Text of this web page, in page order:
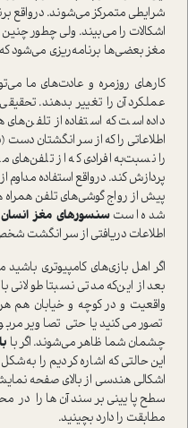
شرایطی متمرکز می‌شوند. در‌واقع
اشکالات را می‌بیند. ولی چطور
مغز بعضی‌‌ها برنامه‌ریزی می‌شود
کار‌های روزمره و عادت‌های ما
عملکرد آن را تغییر بدهند.
داده ا‌ست که ا‌ستفاده از
اطلاعاتی را که از سر انگشتان
را نسبت‌به افرادی که از تلفن‌های
پردازش کند. در‌واقع ا‌ستفاده
پیش از رواج گوشی‌های تلفن
شده ا‌ستسنسور‌های مغز انسان
اطلاعات دریافتی از سر انگشت
اگر اهل بازی‌های کامپیوتری
بعد از این‌که مدتی نسبتا
واقعیت و در کوچه و خیابان هم
تصور می‌کنید یا حتی تصاویر
چشمان شما ظاهر می‌شوند. اگر با
این حالتی که اشاره کردیم را
اشکالی هندسی از بالای صفحه
سطح پایینی برسند آن‌‌ها را در
مطابقت را دارد بچینید.